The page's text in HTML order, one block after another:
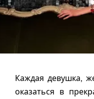
Каждая девушка,
оказаться в